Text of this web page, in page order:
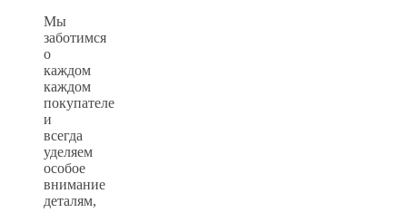
Мы
заботимся
о
каждом
каждом
покупателе
и
всегда
уделяем
особое
внимание
деталям,